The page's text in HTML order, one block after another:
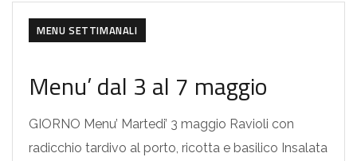
MENU SETTIMANALI
Menu’ dal 3 al 7 maggio
GIORNO Menu’ Martedi’ 3 maggio Ravioli con
radicchio tardivo al porto, ricotta e basilico Insalata